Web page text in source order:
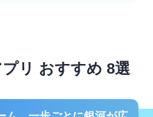
リ おすすめ 8選